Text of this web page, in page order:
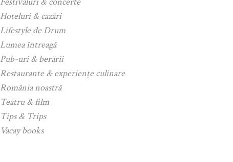
Hoteluri & cazări
Lifestyle de Drum
Lumea întreagă
Pub-uri & berării
Restaurante & experiențe culinare
România noastră
Teatru & film
Tips & Trips
Vacay books